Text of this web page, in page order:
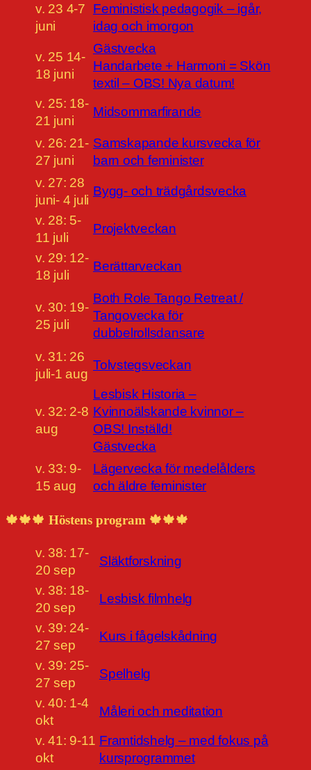
v. 23 4-7
juni
Feministisk pedagogik – igår,
idag och imorgon
v. 25 14-
18 juni
Gästvecka
Handarbete + Harmoni = Skön
textil – OBS! Nya datum!
v. 25: 18-
21 juni
Midsommarfirande
v. 26: 21-
27 juni
Samskapande kursvecka för
barn och feminister
v. 27: 28
juni- 4 juli
Bygg- och trädgårdsvecka
v. 28: 5-
11 juli
Projektveckan
v. 29: 12-
18 juli
Berättarveckan
v. 30: 19-
25 juli
Both Role Tango Retreat /
Tangovecka för
dubbelrollsdansare
v. 31: 26
juli-1 aug
Tolvstegsveckan
v. 32: 2-8
aug
Lesbisk Historia –
Kvinnoälskande kvinnor –
OBS! Inställd!
Gästvecka
v. 33: 9-
15 aug
Lägervecka för medelålders
och äldre feminister
🍁🍁🍁 Höstens program 🍁🍁🍁
v. 38: 17-
20 sep
Släktforskning
v. 38: 18-
20 sep
Lesbisk filmhelg
v. 39: 24-
27 sep
Kurs i fågelskådning
v. 39: 25-
27 sep
Spelhelg
v. 40: 1-4
okt
Måleri och meditation
v. 41: 9-11
okt
Framtidshelg – med fokus på
kursprogrammet